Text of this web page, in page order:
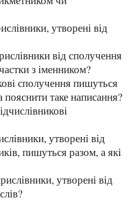
утворені від
від сполучення
з іменником?
сполучення пишуться
таке написання?
утворені від
пишуться разом, а які
утворені від